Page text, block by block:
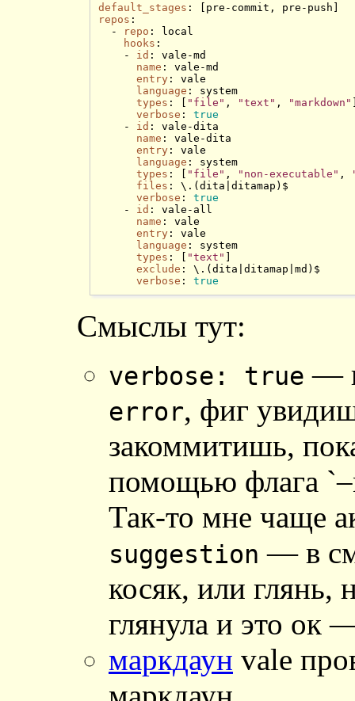
default_stages
repos :
  -
repo : local
hooks :
    -
id : vale-md
name : vale-md
entry : vale
language : system
types : [ "file" , "text" , "markdown"
verbose : true
    -
id : vale-dita
name : vale-dita
entry : vale
language : system
types : [ "file" , "non-executable" ,
files : \.(dita|ditamap)$
verbose : true
    -
id : vale-all
name : vale
entry : vale
language : system
types : [ "text" ]
exclude : \.(dita|ditamap|md)$
verbose : true
Cмыслы тут:
verbose: true —
error, фиг
закоммитишь,
помощью флага
Так-то мне чаще
suggestion — в
косяк, или глянь,
глянула и это ок
маркдаун vale